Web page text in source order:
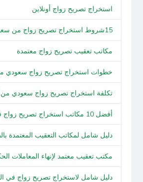
استخراج تصريح زواج أونلاين
15شروط استخراج تصريح زواج من سعودية
مكاتب تعقيب تصريح زواج معتمدة
خطوات استخراج تصريح زواج سعودي
تكلفة استخراج تصريح زواج سعودي من
أفضل 10 مكاتب استخراج تصريح زواج في السعودية
دليل شامل لمكاتب التعقيب المعتمدة
مكتب تعقيب معتمد لإنهاء المعاملات
دليل شامل لاستخراج تصريح زواج في